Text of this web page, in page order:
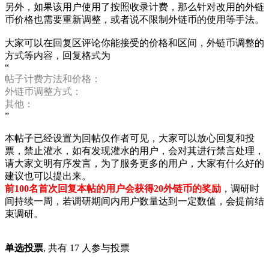
另外，如果该用户使用了按照收录计费，那么针对改用的外链
币价格也需要重新调整，或者说不限制外链币的使用等手法。
大家可以在回复区评论你能接受的价格和区间，外链币调整的
方式等内容，回复格式为
“
帖子计费方法和价格：
外链币调整方式：
其他：
”
本帖子已经设置为回帖仅作者可见，大家可以放心回复和投
票，禁止灌水，如有发现灌水的用户，会对其进行禁言处理，
请大家文明有序发言，为了服务更多的用户，大家有什么好的
建议也可以提出来。
前100名首次回复本帖的用户会获得20外链币的奖励 ，调研时
间持续一周，若调研期间内用户数量达到一定数值，会提前结
束调研。
单选投票, 共有 17 人参与投票